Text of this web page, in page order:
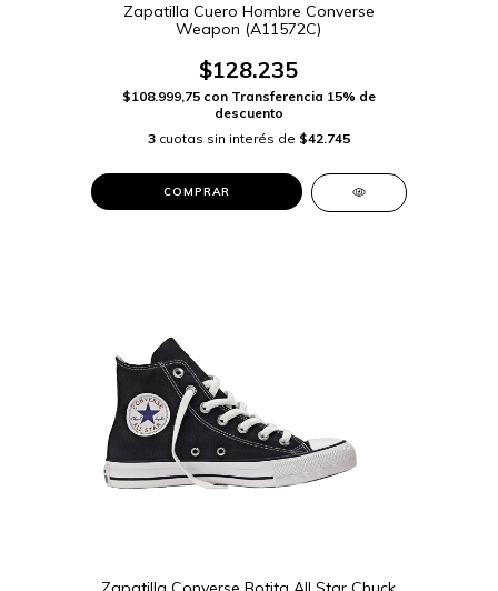
Zapatilla Cuero Hombre Converse
Weapon (A11572C)
$128.235
$108.999,75 con Transferencia 15% de
descuento
3 cuotas sin interés de $42.745
COMPRAR